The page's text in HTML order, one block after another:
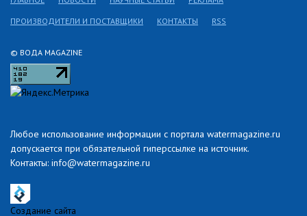
© ВОДА MAGAZINE
Любое использование информации с портала watermagazine.ru
допускается при обязательной гиперссылке на источник.
Контакты: info@watermagazine.ru
ПРОИЗВОДИТЕЛИ И ПОСТАВЩИКИ КОНТАКТЫ RSS
Создание сайта